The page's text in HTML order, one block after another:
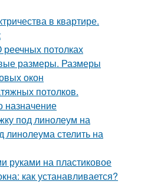
в квартире.
потолках
размеры. Размеры
окон
потолков.
назначение
под линолеум на
линолеума стелить на
руками на пластиковое
как устанавливается?